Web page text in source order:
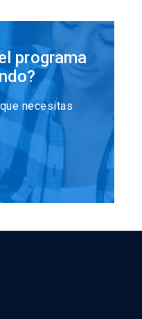
programa
necesitas